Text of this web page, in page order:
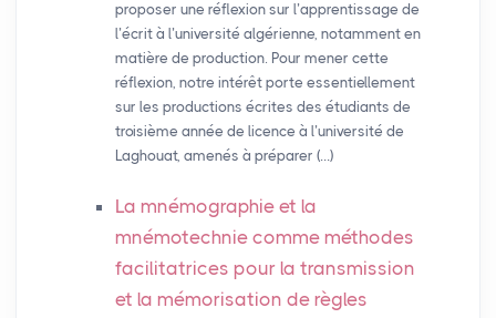
proposer une réflexion sur l’apprentissage de
l’écrit à l’université algérienne, notamment en
matière de production. Pour mener cette
réflexion, notre intérêt porte essentiellement
sur les productions écrites des étudiants de
troisième année de licence à l’université de
Laghouat, amenés à préparer (…)
La mnémographie et la
mnémotechnie comme méthodes
facilitatrices pour la transmission
et la mémorisation de règles